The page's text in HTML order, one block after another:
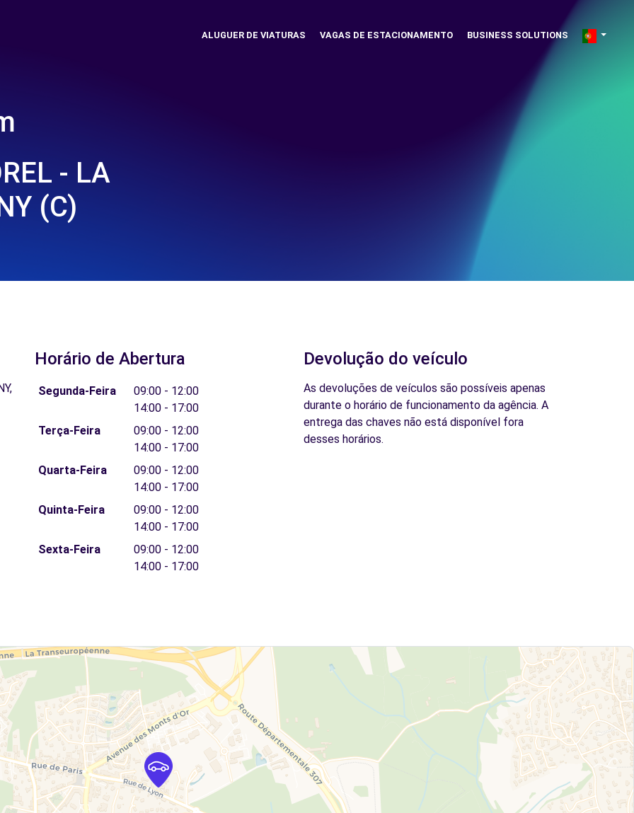
ALUGUER DE VIATURAS VAGAS DE ESTACIONAMENTO BUSINESS SOLUTIONS
- LA
(C)
Horário de Abertura
Segunda-Feira
09:00 - 12:00
14:00 - 17:00
Terça-Feira
09:00 - 12:00
14:00 - 17:00
Quarta-Feira
09:00 - 12:00
14:00 - 17:00
Quinta-Feira
09:00 - 12:00
14:00 - 17:00
Sexta-Feira
09:00 - 12:00
14:00 - 17:00
Devolução do veículo
As devoluções de veículos são possíveis apenas
durante o horário de funcionamento da agência. A
entrega das chaves não está disponível fora
desses horários.